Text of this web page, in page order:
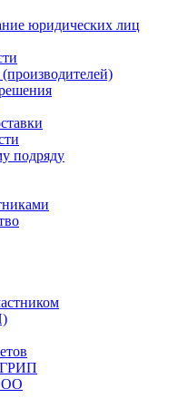
юридических лиц
подряду